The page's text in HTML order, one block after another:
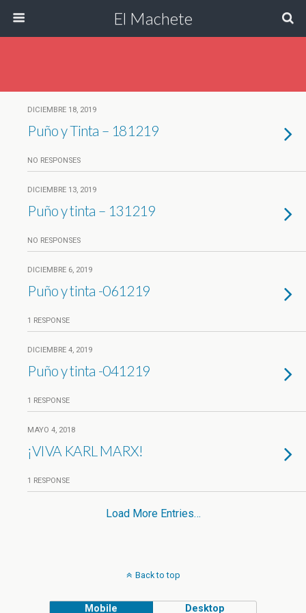
El Machete
DICIEMBRE 18, 2019
Puño y Tinta – 181219
NO RESPONSES
DICIEMBRE 13, 2019
Puño y tinta – 131219
NO RESPONSES
DICIEMBRE 6, 2019
Puño y tinta -061219
1 RESPONSE
DICIEMBRE 4, 2019
Puño y tinta -041219
1 RESPONSE
MAYO 4, 2018
¡VIVA KARL MARX!
1 RESPONSE
Load More Entries…
Back to top
Mobile Desktop